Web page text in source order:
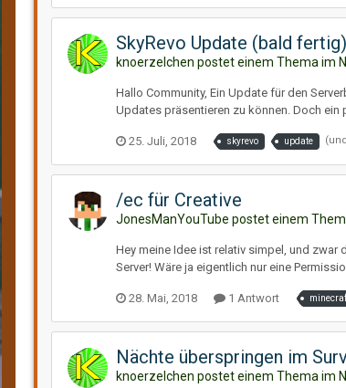
SkyRevo Update (bald fertig)
knoerzelchen postet einem Thema im
Hallo Community, Ein Update für den
Updates präsentieren zu können. Doch ein
25. Juli, 2018 skyrevo update
/ec für Creative
JonesManYouTube postet einem
Hey meine Idee ist relativ simpel, und zwar
Server! Wäre ja eigentlich nur eine
28. Mai, 2018 1 Antwort
Nächte überspringen im
knoerzelchen postet einem Thema im